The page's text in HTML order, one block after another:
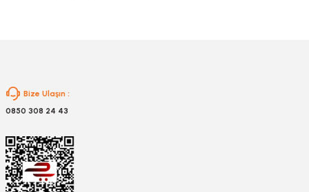
Bize Ulaşın :
0850 308 24 43